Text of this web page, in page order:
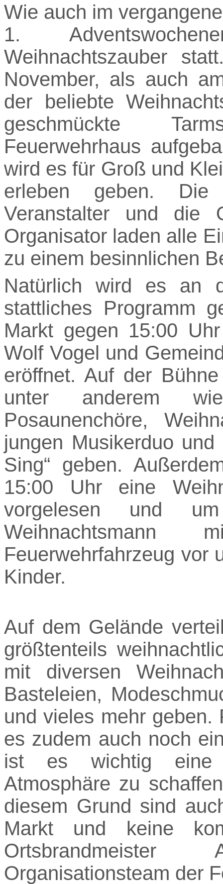
Wie auch im
1.
Weihnachtszauber
November, als auch
der beliebte
geschmückte
Feuerwehrhaus
wird es für Groß und
erleben geben. Die
Veranstalter und die
Organisator laden alle
zu einem besinnlichen
Natürlich wird es an
stattliches Programm
Markt gegen 15:00
Wolf Vogel und
eröffnet. Auf der
unter anderem
Posaunenchöre,
jungen Musikerduo
Sing“ geben.
15:00 Uhr eine
vorgelesen und
Weihnachtsmann
Feuerwehrfahrzeug vor
Kinder.
Auf dem Gelände
größtenteils
mit diversen
Basteleien,
und vieles mehr geben.
es zudem auch noch
ist es wichtig eine
Atmosphäre zu
diesem Grund sind
Markt und keine
Organisationsteam der